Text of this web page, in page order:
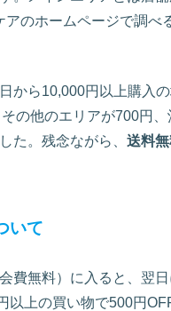
アのホームページで調べ
から10,000円以上購入
の他のエリアが700円
た。残念ながら、 送料
いて
費無料）に入ると、翌
以上の買い物で500円